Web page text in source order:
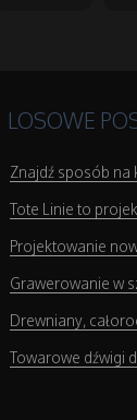
LOSOWE
Znajdź sposób na
Tote Linie to
Projektowanie
Grawerowanie w
Drewniany,
Towarowe dźwigi